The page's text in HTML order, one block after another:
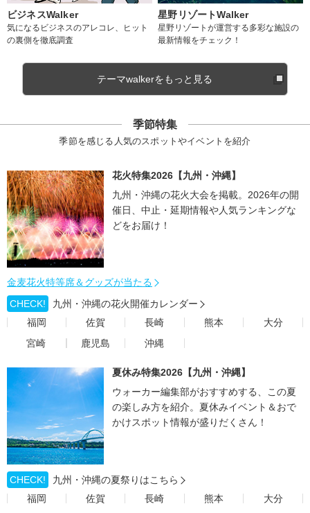
ビジネスWalker
気になるビジネスのアレコレ、ヒット
の裏側を徹底調査
星野リゾートWalker
星野リゾートが運営する多彩な施設の
最新情報をチェック！
テーマwalkerをもっと見る
季節特集
季節を感じる人気のスポットやイベントを紹介
花火特集2026【九州・沖縄】
九州・沖縄の花火大会を掲載。2026年の開
催日、中止・延期情報や人気ランキングな
どをお届け！
金麦花火特等席＆グッズが当たる
CHECK!
九州・沖縄の花火開催カレンダー
福岡
佐賀 長崎 熊本
大分
宮崎
鹿児島 沖縄
夏休み特集2026【九州・沖縄】
ウォーカー編集部がおすすめする、この夏
の楽しみ方を紹介。夏休みイベント＆おで
かけスポット情報が盛りだくさん！
CHECK!
九州・沖縄の夏祭りはこちら
福岡
佐賀 長崎 熊本
大分